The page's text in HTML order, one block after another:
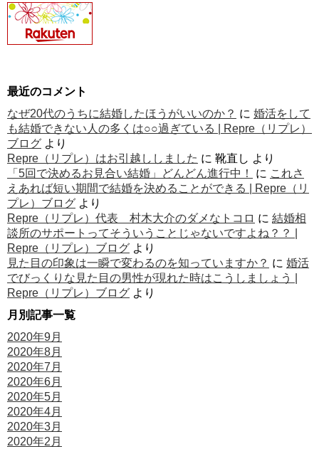
最近のコメント
なぜ20代のうちに結婚したほうがいいのか？ に 婚活をして
も結婚できない人の多くは○○過ぎている | Repre（リプレ）
ブログ より
Repre（リプレ）はお引越ししました に 靴直し より
「5回で決めるお見合い結婚」どんどん進行中！
に これさ
えあれば短い期間で結婚を決めることができる | Repre（リ
プレ）ブログ より
Repre（リプレ）代表 村木大介のダメなトコロ に 結婚相
談所のサポートってそういうことじゃないですよね？？ |
Repre（リプレ）ブログ より
見た目の印象は一瞬で変わるのを知っていますか？ に 婚活
でびっくりな見た目の男性が現れた時はこうしましょう |
Repre（リプレ）ブログ より
月別記事一覧
2020年9月
2020年8月
2020年7月
2020年6月
2020年5月
2020年4月
2020年3月
2020年2月